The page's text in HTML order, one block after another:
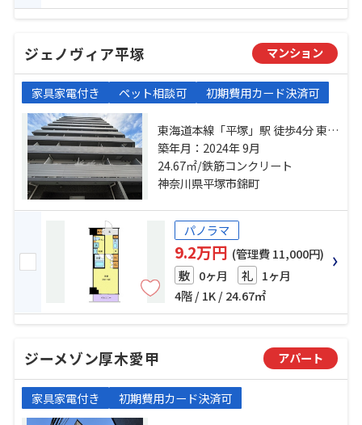
ジェノヴィア平塚 マンション
家具家電付き ペット相談可 初期費用カード決済可
東海道本線「平塚」駅 徒歩4分 東海
道本線「茅ケ崎」駅 バス19分 平塚
駅北口 停歩11分 小田急小田原線
「本厚木」駅 バス39分 平塚駅北
築年月：2024年 9月
24.67㎡/鉄筋コンクリート
神奈川県平塚市錦町
パノラマ
9.2万円 (管理費 11,000円)
敷 0ヶ月 礼 1ヶ月
4階 / 1K / 24.67㎡
ジーメゾン厚木愛甲 アパート
家具家電付き 初期費用カード決済可